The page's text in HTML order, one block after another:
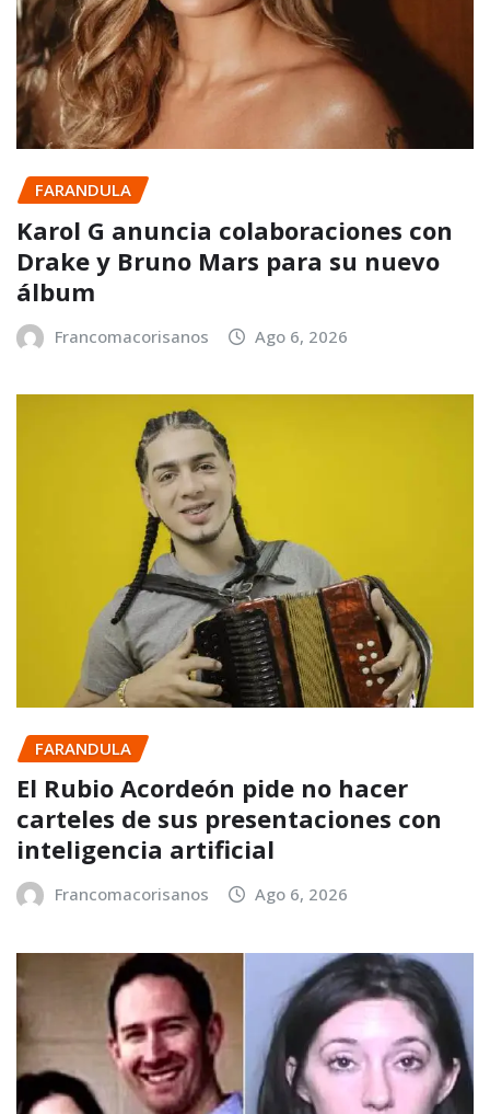
FARANDULA
Karol G anuncia colaboraciones con
Drake y Bruno Mars para su nuevo
álbum
Francomacorisanos Ago 6, 2026
FARANDULA
El Rubio Acordeón pide no hacer
carteles de sus presentaciones con
inteligencia artificial
Francomacorisanos Ago 6, 2026